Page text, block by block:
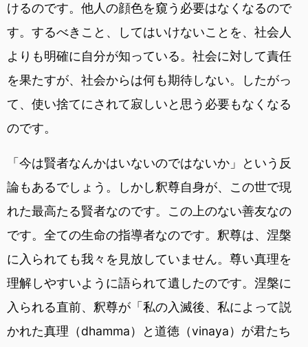
けるのです。他人の顔色を窺う必要はなくなるので
す。するべきこと、してはいけないことを、社会人
よりも明確に自分が知っている。社会に対して責任
を果たすが、社会からは何も期待しない。したがっ
て、使い捨てにされて寂しいと思う必要もなくなる
のです。
「今は賢者なんかはいないのではないか」という反
論もあるでしょう。しかし釈尊自身が、この世で現
れた最高たる賢者なのです。この上のない善友なの
です。全ての生命の指導者なのです。釈尊は、涅槃
に入られても我々を見放していません。尊い真理を
理解しやすいように語られて遺したのです。涅槃に
入られる直前、釈尊が「私の入滅後、私によって説
かれた真理（dhamma）と道徳（vinaya）が君たち